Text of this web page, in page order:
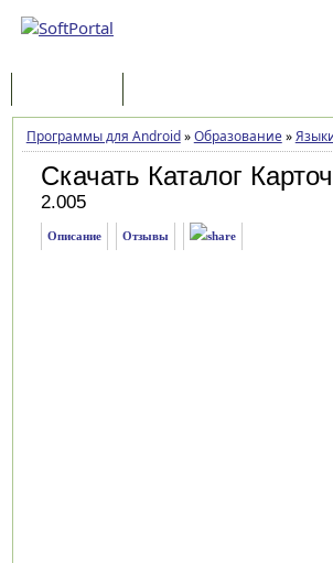
Программы для Android»Образование»
Скачать Каталог
2.005
Описание Отзывы